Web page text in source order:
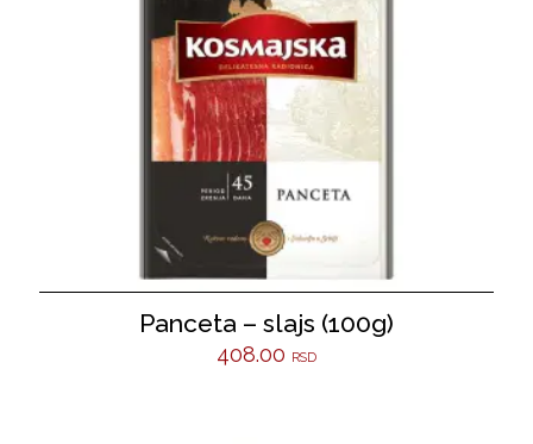
Panceta – slajs (100g)
408.00 RSD